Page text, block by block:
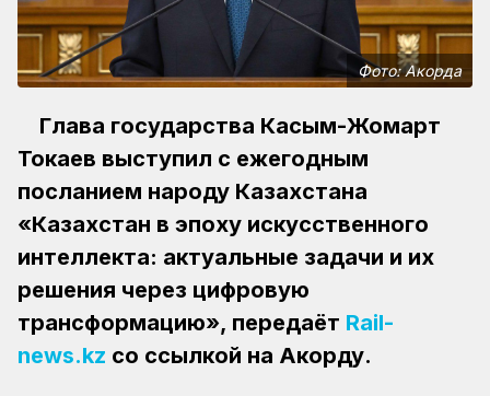
Фото: Акорда
Глава государства Касым-Жомарт
Токаев выступил с ежегодным
посланием народу Казахстана
«Казахстан в эпоху искусственного
интеллекта: актуальные задачи и их
решения через цифровую
трансформацию», передаёт Rail-
news.kz со ссылкой на Акорду.